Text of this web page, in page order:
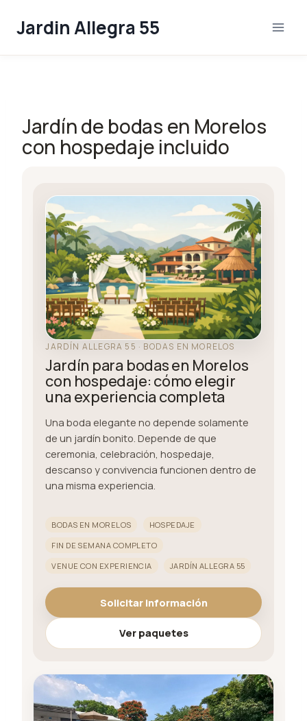
Jardin Allegra 55
Jardín de bodas en Morelos
con hospedaje incluido
JARDÍN ALLEGRA 55 · BODAS EN MORELOS
Jardín para bodas en Morelos
con hospedaje: cómo elegir
una experiencia completa
Una boda elegante no depende solamente
de un jardín bonito. Depende de que
ceremonia, celebración, hospedaje,
descanso y convivencia funcionen dentro de
una misma experiencia.
BODAS EN MORELOS
HOSPEDAJE
FIN DE SEMANA COMPLETO
VENUE CON EXPERIENCIA
JARDÍN ALLEGRA 55
Solicitar información
Ver paquetes